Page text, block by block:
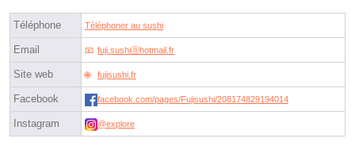
Téléphone Téléphoner au sushi
Email fuji.sushiⓐhotmail.fr
Site web fujisushi.fr
Facebook facebook.com/pages/Fujisushi/208174829194014
Instagram @explore